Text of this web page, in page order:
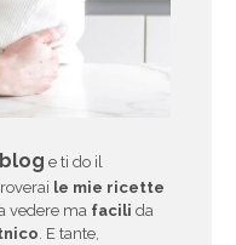
e ti do il
le mie ricette
vedere ma facili da
. E tante,